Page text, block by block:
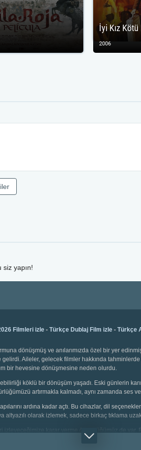
İyi Kız Kötü
2006
siz yapın!
Filmleri izle - Türkçe Dublaj Film izle - Türkçe
dönüşmüş ve anılarımızda özel bir yer
Aileler, gelecek filmler hakkında
bir hevesine dönüşmesine neden olurdu.
köklü bir dönüşüm yaşadı. Eski günlerin
artırmakla kalmadı, aynı zamanda ses
ardına kadar açtı. Bu cihazlar, dil
altyazılı olarak izlemek, sadece birkaç tıklama
izleyeceğimize karar verme özgürlüğümüz de
gençler için aksiyon dolu sahneler,